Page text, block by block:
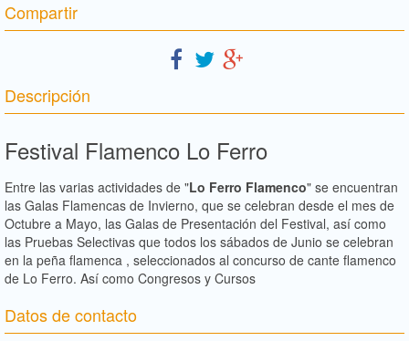
Compartir
Descripción
Festival Flamenco Lo Ferro
Entre las varias actividades de "Lo Ferro Flamenco" se encuentran
las Galas Flamencas de Invierno, que se celebran desde el mes de
Octubre a Mayo, las Galas de Presentación del Festival, así como
las Pruebas Selectivas que todos los sábados de Junio se celebran
en la peña flamenca , seleccionados al concurso de cante flamenco
de Lo Ferro. Así como Congresos y Cursos
Datos de contacto